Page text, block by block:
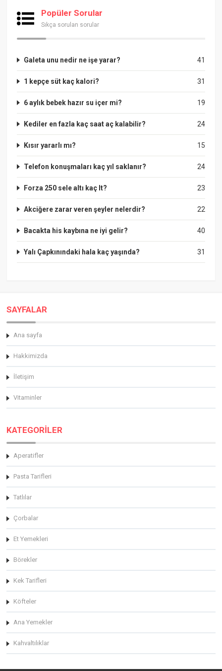
Popüler Sorular
Sıkça sorulan sorular
41
Galeta unu nedir ne işe yarar?
31
1 kepçe süt kaç kalori?
19
6 aylık bebek hazır su içer mi?
24
Kediler en fazla kaç saat aç kalabilir?
15
Kısır yararlı mı?
24
Telefon konuşmaları kaç yıl saklanır?
23
Forza 250 sele altı kaç lt?
22
Akciğere zarar veren şeyler nelerdir?
40
Bacakta his kaybına ne iyi gelir?
31
Yalı Çapkınındaki hala kaç yaşında?
SAYFALAR
Ana sayfa
Hakkimizda
İletişim
Vitaminler
KATEGORİLER
Aperatifler
Pasta Tarifleri
Tatlılar
Çorbalar
Et Yemekleri
Börekler
Kek Tarifleri
Köfteler
Ana Yemekler
Kahvaltılıklar